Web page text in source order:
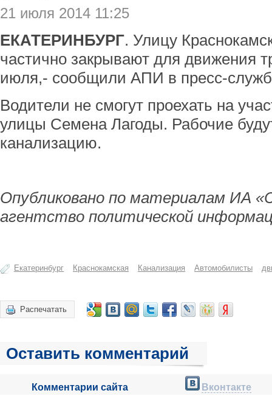
21 июля 2014 11:25
ЕКАТЕРИНБУРГ. Улицу
частично закрывают для движения
июля,- сообщили АПИ в пресс-
Водители не смогут проехать на
улицы Семена Лагоды. Рабочие
канализацию.
Опубликовано по материалам ИА
агентство политической
Екатеринбург Краснокамская Канализация Автомобилисты
Распечатать
Оставить комментарий
Комментарии сайта Вконтакте